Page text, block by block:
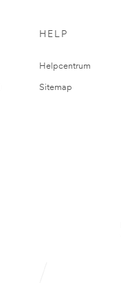
HELP
Helpcentrum
Sitemap